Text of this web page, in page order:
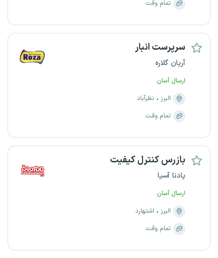
تمام وقت
سرپرست انبار
آریان گلاره
ارسال آسان
البرز
نظرآباد
تمام وقت
بازرس کنترل کیفیت
پادنا آسیا
ارسال آسان
البرز
اشتهارد
تمام وقت